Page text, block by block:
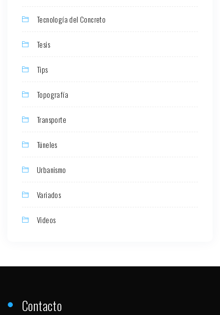
Tecnología del Concreto
Tesis
Tips
Topografía
Transporte
Túneles
Urbanismo
Variados
Videos
Contacto